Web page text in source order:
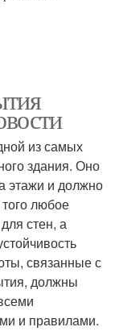
из самых
здания. Оно
этажи и должно
любое
стен, а
связанные с
должны
и правилами.